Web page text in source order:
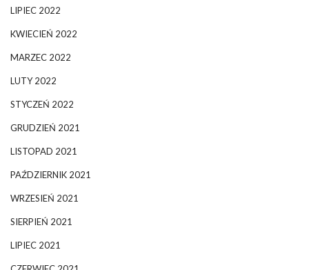
LIPIEC 2022
KWIECIEŃ 2022
MARZEC 2022
LUTY 2022
STYCZEŃ 2022
GRUDZIEŃ 2021
LISTOPAD 2021
PAŹDZIERNIK 2021
WRZESIEŃ 2021
SIERPIEŃ 2021
LIPIEC 2021